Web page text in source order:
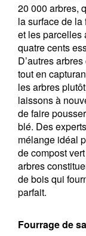
20 000 arbres,
la surface de
et les parcelles
quatre cents
D’autres
tout en
les arbres
laissons à
de faire
blé. Des
mélange idéal
de compost
arbres
de bois qui
parfait.
Fourrage de